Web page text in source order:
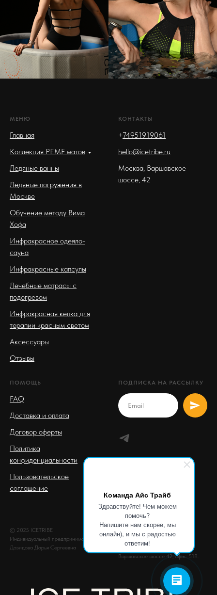
Команда Айс Трайб
Здравствуйте! Чем можем
помочь?
Напишите нам скорее, мы
онлайн), и мы с радостью
ответим!
МЕНЮ
Главная
Коллекция PEMF матов
Ледяные ванны
Ледяные погружения в
Москве
Обучение методу Вима
Хофа
Инфракрасное одеяло-
сауна
Инфракрасные капсулы
Лечебные матрасы с
подогревом
Инфракрасная кепка для
терапии красным светом
Аксессуары
Отзывы
КОНТАКТЫ
+74951919061
hello@icetribe.ru
Москва, Варшавское
шоссе, 42
ПОМОЩЬ
FAQ
Доставка и оплата
Договор оферты
Политика
конфиденциальности
Пользовательское
соглашение
ПОДПИСКА НА РАССЫЛКУ
© 2025 ICETRIBE
Индивидуальный предприниматель
Дазидова Дарья Сергеевна
ОГРНИП: 310619516700026
ИНН: 616708059950
Почтовый адрес: г. Москва,
Варшавское шоссе 42, офис 518.